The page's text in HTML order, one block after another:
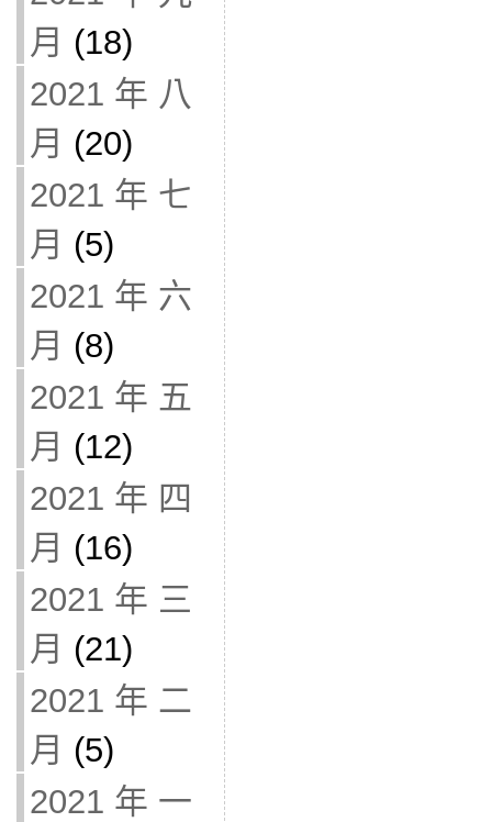
月 (18)
2021 年 八
月 (20)
2021 年 七
月 (5)
2021 年 六
月 (8)
2021 年 五
月 (12)
2021 年 四
月 (16)
2021 年 三
月 (21)
2021 年 二
月 (5)
2021 年 一